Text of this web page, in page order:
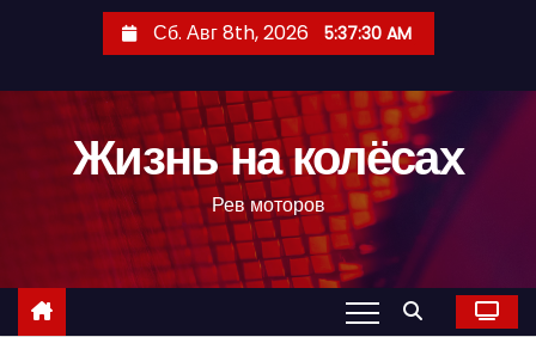
с
Сб. Авг 8th, 2026 5:37:31 AM
Жизнь на колёсах
Рев моторов